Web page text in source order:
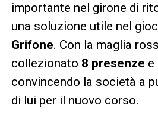
importante nel girone di
una soluzione utile nel
Grifone. Con la maglia
collezionato 8 presenze e
convincendo la società a
di lui per il nuovo corso.